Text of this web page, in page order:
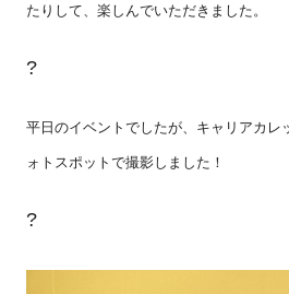
たりして、楽しんでいただきました。
?
平日のイベントでしたが、キャリアカレ
ォトスポットで撮影しました！
?